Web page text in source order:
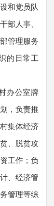
和党员队
部人事、
管理服务
的日常工
办公室牌
，负责推
集体经济
、脱贫攻
工作；负
、经济管
管理等综